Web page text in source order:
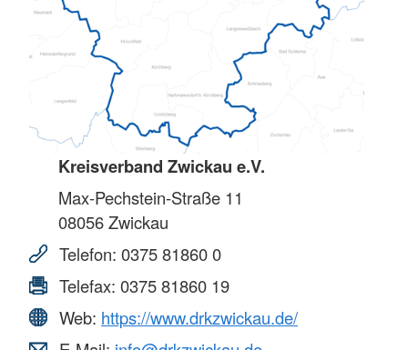
Kreisverband Zwickau e.V.
Max-Pechstein-Straße 11
08056Zwickau
Telefon: 0375 81860 0
Telefax: 0375 81860 19
Web: https://www.drkzwickau.de/